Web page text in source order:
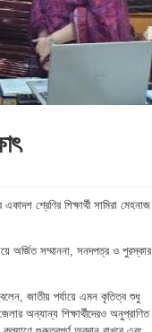
শ্রেণির শিক্ষার্থী সামিরা মেহনাজ
অর্জিত সম্মাননা, সনদপত্র ও পুরস্কার
জাতীয় পর্যায়ে এমন কৃতিত্ব শুধু
অন্যান্য শিক্ষার্থীদেরও অনুপ্রাণিত